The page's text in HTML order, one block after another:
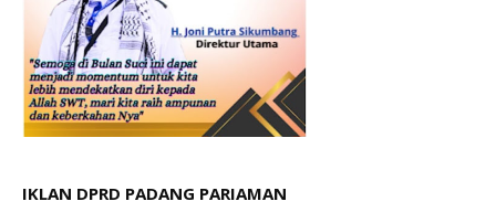
IKLAN DPRD PADANG PARIAMAN